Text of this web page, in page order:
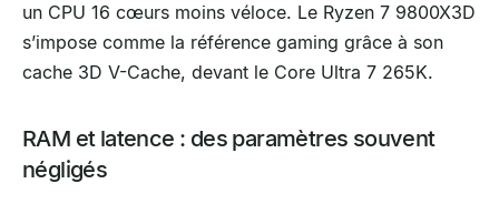
un CPU 16 cœurs moins véloce. Le Ryzen 7 9800X3D
s’impose comme la référence gaming grâce à son
cache 3D V-Cache, devant le Core Ultra 7 265K.
RAM et latence : des paramètres souvent
négligés